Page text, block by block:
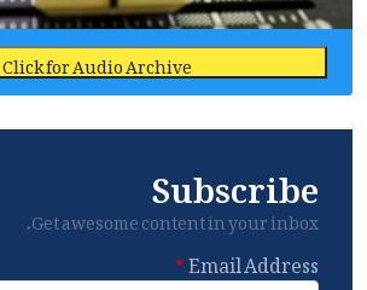
Click for Audio Archive
Subscribe
Get awesome content in your inbox.
Email Address